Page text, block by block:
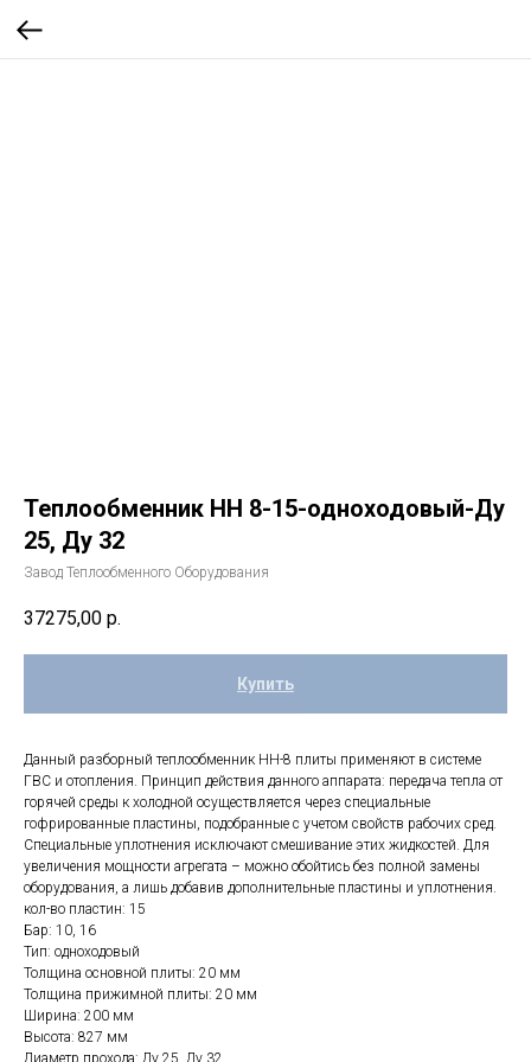
Теплообменник НН 8-15-одноходовый-Ду
25, Ду 32
Завод Теплообменного Оборудования
37275,00 р.
Купить
Данный разборный теплообменник НН-8 плиты применяют в системе
ГВС и отопления. Принцип действия данного аппарата: передача тепла от
горячей среды к холодной осуществляется через специальные
гофрированные пластины, подобранные с учетом свойств рабочих сред.
Специальные уплотнения исключают смешивание этих жидкостей. Для
увеличения мощности агрегата – можно обойтись без полной замены
оборудования, а лишь добавив дополнительные пластины и уплотнения.
кол-во пластин: 15
Бар: 10, 16
Тип: одноходовый
Толщина основной плиты: 20 мм
Толщина прижимной плиты: 20 мм
Ширина: 200 мм
Высота: 827 мм